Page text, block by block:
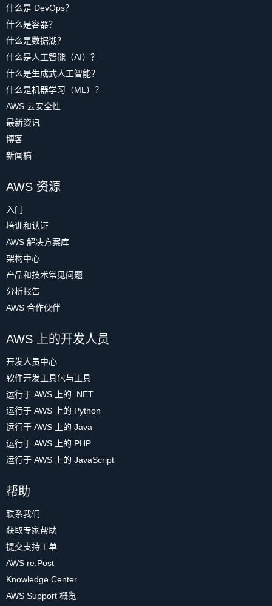
什么是 DevOps？
什么是容器？
什么是数据湖？
什么是人工智能（AI）？
什么是生成式人工智能？
什么是机器学习（ML）？
AWS 云安全性
最新资讯
博客
新闻稿
AWS 资源
入门
培训和认证
AWS 解决方案库
架构中心
产品和技术常见问题
分析报告
AWS 合作伙伴
AWS 上的开发人员
开发人员中心
软件开发工具包与工具
运行于 AWS 上的 .NET
运行于 AWS 上的 Python
运行于 AWS 上的 Java
运行于 AWS 上的 PHP
运行于 AWS 上的 JavaScript
帮助
联系我们
获取专家帮助
提交支持工单
AWS re:Post
Knowledge Center
AWS Support 概览